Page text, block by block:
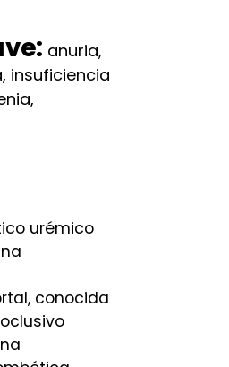
anuria,
insuficiencia
urémico
conocida